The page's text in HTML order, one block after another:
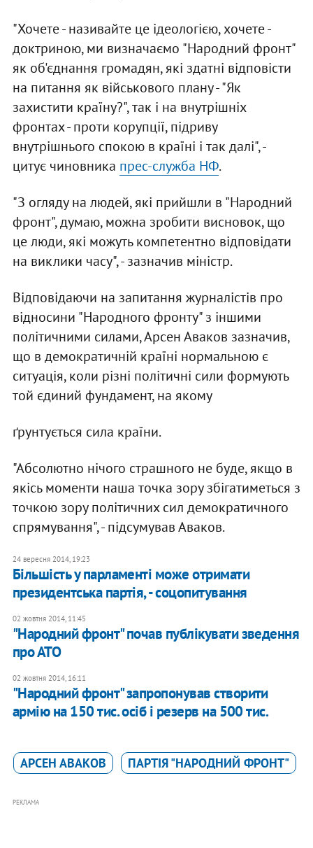
"Хочете - називайте це ідеологією, хочете -
доктриною, ми визначаємо "Народний фронт"
як об'єднання громадян, які здатні відповісти
на питання як військового плану - "Як
захистити країну?", так і на внутрішніх
фронтах - проти корупції, підриву
внутрішнього спокою в країні і так далі", -
цитує чиновника прес-служба НФ.
"З огляду на людей, які прийшли в "Народний
фронт", думаю, можна зробити висновок, що
це люди, які можуть компетентно відповідати
на виклики часу", - зазначив міністр.
Відповідаючи на запитання журналістів про
відносини "Народного фронту" з іншими
політичними силами, Арсен Аваков зазначив,
що в демократичній країні нормальною є
ситуація, коли різні політичні сили формують
той єдиний фундамент, на якому
ґрунтується сила країни.
"Абсолютно нічого страшного не буде, якщо в
якісь моменти наша точка зору збігатиметься з
точкою зору політичних сил демократичного
спрямування", - підсумував Аваков.
24 вересня 2014, 19:23
Більшість у парламенті може отримати
президентська партія, - соцопитування
02 жовтня 2014, 11:45
"Народний фронт" почав публікувати зведення
про АТО
02 жовтня 2014, 16:11
"Народний фронт" запропонував створити
армію на 150 тис. осіб і резерв на 500 тис.
АРСЕН АВАКОВ ПАРТІЯ "НАРОДНИЙ ФРОНТ"
РЕКЛАМА